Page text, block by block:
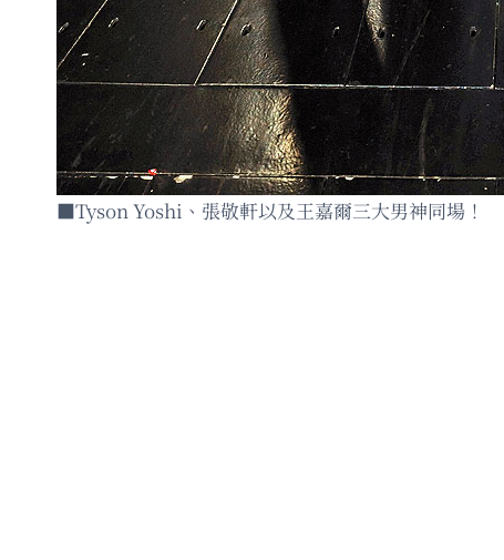
■Tyson Yoshi、張敬軒以及王嘉爾三大男神同場！